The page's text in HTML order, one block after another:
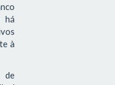
há
à